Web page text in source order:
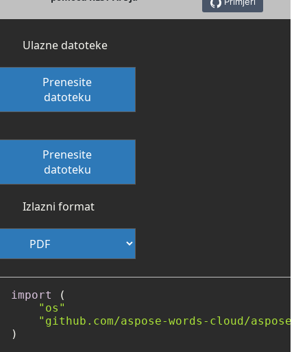
Ulazne datoteke
Prenesite
datoteku
Prenesite
datoteku
Izlazni format
import
(
"os"
"github.com/aspose-words-cloud/
)